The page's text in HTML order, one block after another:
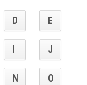
D E
I J
N O